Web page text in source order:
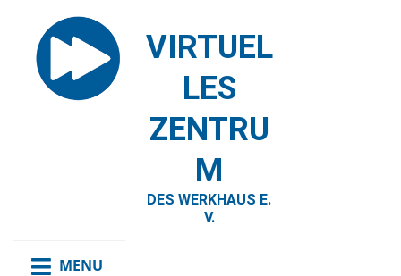
VIRTUEL
LES
ZENTRU
M
DES WERKHAUS E.
V.
MENU